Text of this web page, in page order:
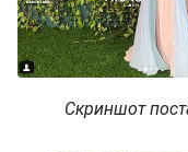
Скриншот